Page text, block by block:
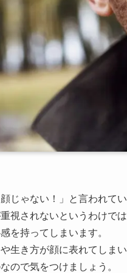
じゃない！」と言われて
視されないというわけで
を持ってしまいます。
生き方が顔に表れてしま
ので気をつけましょう。